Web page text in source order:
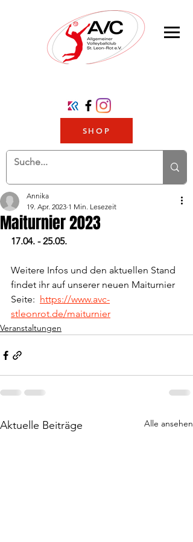
SHOP
Maiturnier 2023
Annika
19. Apr. 2023 1 Min. Lesezeit
17.04. - 25.05.
Weitere Infos und den aktuellen Stand
findet ihr auf unserer neuen Maiturnier
Seite: https://www.avc-
stleonrot.de/maiturnier
Veranstaltungen
Aktuelle Beiträge Alle ansehen